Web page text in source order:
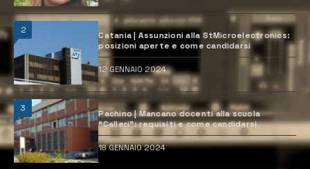
2
Catania | Assunzioni alla StMicroelectronics:
posizioni aperte e come candidarsi
12 GENNAIO 2024
3
Pachino | Mancano docenti alla scuola
“Calleri”: requisiti e come candidarsi
18 GENNAIO 2024